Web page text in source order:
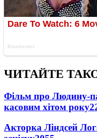
ЧИТАЙТЕ
Фільм про Людину-
касовим хітом року
Акторка Ліндсей